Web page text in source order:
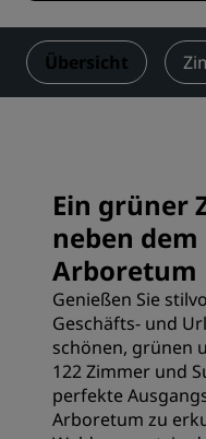
Übersicht
Ein grüner
neben
Arboretum
Genießen Sie
Geschäfts- und
schönen, grünen
122 Zimmer und
perfekte
Arboretum zu